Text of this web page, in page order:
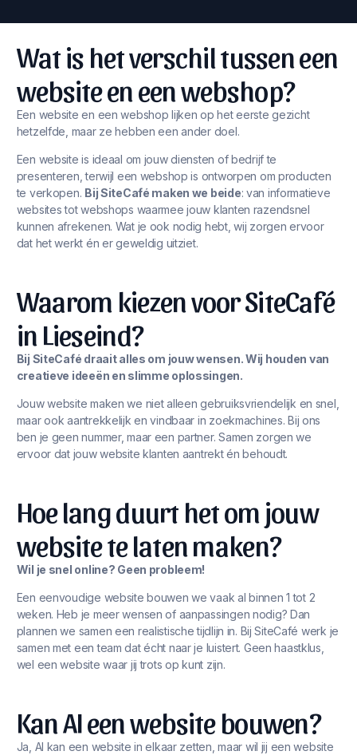
Wat is het verschil tussen een
website en een webshop?
Een website en een webshop lijken op het eerste gezicht
hetzelfde, maar ze hebben een ander doel.
Een website is ideaal om jouw diensten of bedrijf te
presenteren, terwijl een webshop is ontworpen om producten
te verkopen. Bij SiteCafé maken we beide: van informatieve
websites tot webshops waarmee jouw klanten razendsnel
kunnen afrekenen. Wat je ook nodig hebt, wij zorgen ervoor
dat het werkt én er geweldig uitziet.
Waarom kiezen voor SiteCafé
in Lieseind?
Bij SiteCafé draait alles om jouw wensen. Wij houden van
creatieve ideeën en slimme oplossingen.
Jouw website maken we niet alleen gebruiksvriendelijk en snel,
maar ook aantrekkelijk en vindbaar in zoekmachines. Bij ons
ben je geen nummer, maar een partner. Samen zorgen we
ervoor dat jouw website klanten aantrekt én behoudt.
Hoe lang duurt het om jouw
website te laten maken?
Wil je snel online? Geen probleem!
Een eenvoudige website bouwen we vaak al binnen 1 tot 2
weken. Heb je meer wensen of aanpassingen nodig? Dan
plannen we samen een realistische tijdlijn in. Bij SiteCafé werk je
samen met een team dat écht naar je luistert. Geen haastklus,
wel een website waar jij trots op kunt zijn.
Kan AI een website bouwen?
Ja, AI kan een website in elkaar zetten, maar wil jij een website